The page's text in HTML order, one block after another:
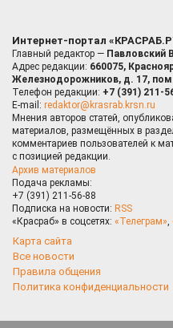
Интернет-портал
Главный редактор — Павловский
Адрес редакции: 660075,
Железнодорожников, д. 17,
Телефон редакции: +7 (391) 211-
E-mail: redaktor@krasrab.krsn.ru
Мнения авторов статей,
материалов, размещённых в
комментариев пользователей к
с позицией редакции.
Архив материалов
Подача рекламы:
+7 (391) 211-56-88
Подписка на новости: RSS
«Красраб» в соцсетях: «Телеграм»,
Карта сайта
Все новости
Правила общения
Политика конфиденциальности